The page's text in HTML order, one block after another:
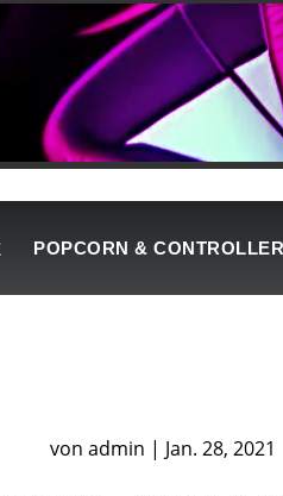
POPCORN & CONTROLLER
von admin | Jan. 28, 2021